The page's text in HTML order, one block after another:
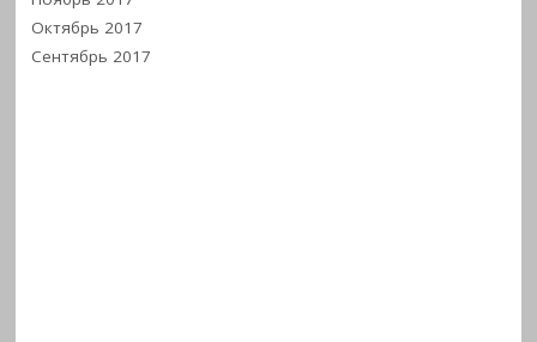
Октябрь 2017
Сентябрь 2017